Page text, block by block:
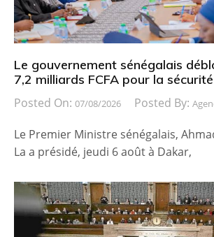
Le gouvernement sénégalais
7,2 milliards FCFA pour la
Posted On: 07/08/2026 Posted By:
Le Premier Ministre sénégalais,
La a présidé, jeudi 6 août à Dakar,